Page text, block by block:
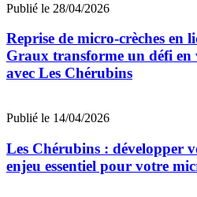
Publié le 28/04/2026
Reprise de micro-crèches en
Graux transforme un défi
avec Les Chérubins
Publié le 14/04/2026
Les Chérubins : développer
enjeu essentiel pour votre